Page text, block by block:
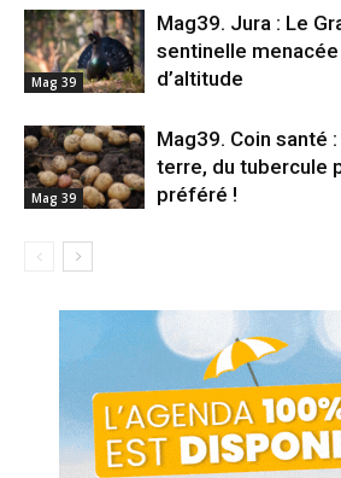
Mag 39
Mag39. Jura : Le
sentinelle
d’altitude
Mag 39
Mag39. Coin santé
terre, du tubercule
préféré !